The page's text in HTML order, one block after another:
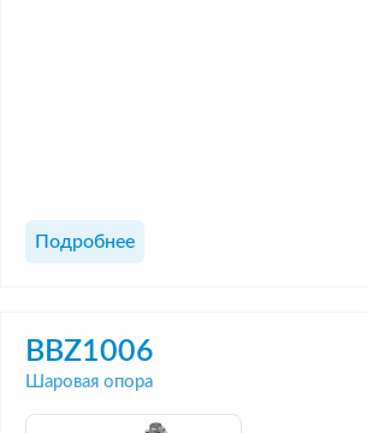
Подробнее
BBZ1006
Шаровая опора